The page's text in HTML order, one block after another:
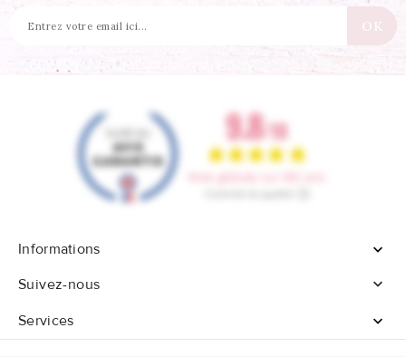
Informations

Suivez-nous

Services
